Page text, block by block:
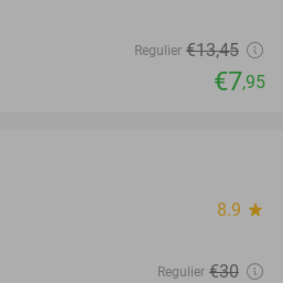
Regulier €13,45
€7,95
8.9 star
Regulier €30